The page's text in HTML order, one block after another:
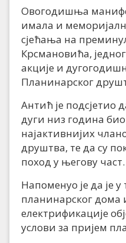
Овогодишња
имала и
сјећања на
Крсмановића,
акције и
Планинарског
Антић је подсјетио
дуги низ година био
најактивнијих
друштва, те да су
поход у његову част.
Напоменуо је да је
планинарског дома
електрификације
услови за пријем